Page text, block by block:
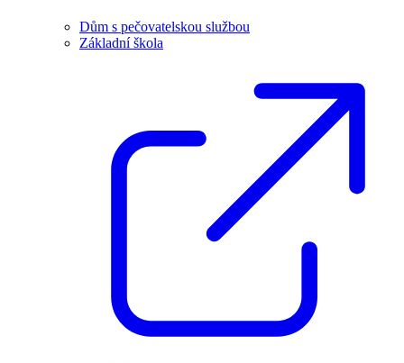
Dům s pečovatelskou službou
Základní škola